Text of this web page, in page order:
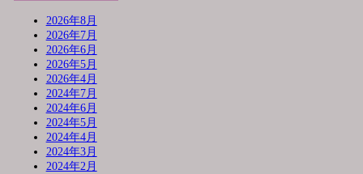
2026年8月
2026年7月
2026年6月
2026年5月
2026年4月
2024年7月
2024年6月
2024年5月
2024年4月
2024年3月
2024年2月